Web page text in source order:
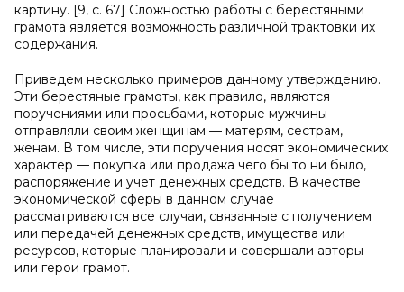
картину. [9, с. 67] Сложностью работы с берестяными
грамота является возможность различной трактовки их
содержания.
Приведем несколько примеров данному утверждению.
Эти берестяные грамоты, как правило, являются
поручениями или просьбами, которые мужчины
отправляли своим женщинам — матерям, сестрам,
женам. В том числе, эти поручения носят экономических
характер — покупка или продажа чего бы то ни было,
распоряжение и учет денежных средств. В качестве
экономической сферы в данном случае
рассматриваются все случаи, связанные с получением
или передачей денежных средств, имущества или
ресурсов, которые планировали и совершали авторы
или герои грамот.